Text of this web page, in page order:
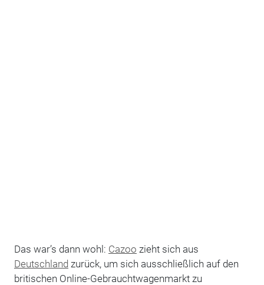
Das war’s dann wohl: Cazoo zieht sich aus
Deutschland zurück, um sich ausschließlich auf den
britischen Online-Gebrauchtwagenmarkt zu